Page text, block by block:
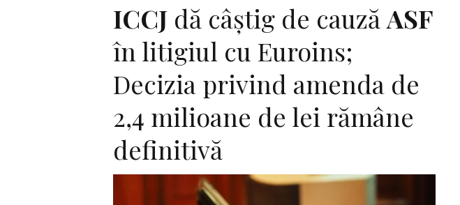
ICCJ dă câștig de cauzăASF
în litigiul cu Euroins;
Decizia privind amenda de
2,4 milioane de lei rămâne
definitivă